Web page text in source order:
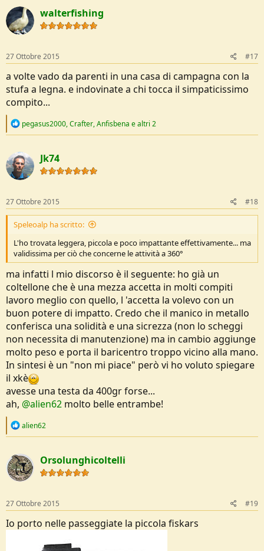
c
t
i
o
s
:
walterfishing
27 Ottobre 2015 #17
a volte vado da parenti in una casa di campagna con la
stufa a legna. e indovinate a chi tocca il simpaticissimo
compito...
R
c
t
i
o
s
:
pegasus2000,Crafter,Anfisbena e altri 2
Jk74
27 Ottobre 2015 #18
Speleoalp ha scritto:
L'ho trovata leggera, piccola e poco impattante effettivamente... ma
validissima per ciò che concerne le attività a 360°
ma infatti l mio discorso è il seguente: ho già un
coltellone che è una mezza accetta in molti compiti
lavoro meglio con quello, l 'accetta la volevo con un
buon potere di impatto. Credo che il manico in metallo
conferisca una solidità e una sicrezza (non lo scheggi
non necessita di manutenzione) ma in cambio aggiunge
molto peso e porta il baricentro troppo vicino alla mano.
In sintesi è un "non mi piace" però vi ho voluto spiegare
il xkè
avesse una testa da 400gr forse...
ah, @alien62 molto belle entrambe!
R
c
t
i
o
s
:
alien62
Orsolunghicoltelli
27 Ottobre 2015 #19
Io porto nelle passeggiate la piccola fiskars